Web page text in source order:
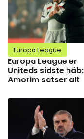
Europa League
Europa League er
Uniteds sidste håb:
Amorim satser alt